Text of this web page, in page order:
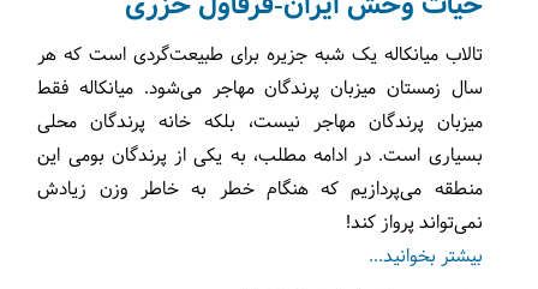
تالاب میانکاله یک شبه جزیره برای طبیعت‌گردی‌ است که هر
سال زمستان میزبان پرندگان مهاجر می‌شود. میانکاله فقط
میزبان پرندگان مهاجر نیست، بلکه خانه پرندگان محلی
بسیاری است. در ادامه مطلب، به یکی از پرندگان بومی این
منطقه می‌پردازیم که هنگام خطر به خاطر وزن زیادش
نمی‌تواند پرواز کند!
بیشتر بخوانید...